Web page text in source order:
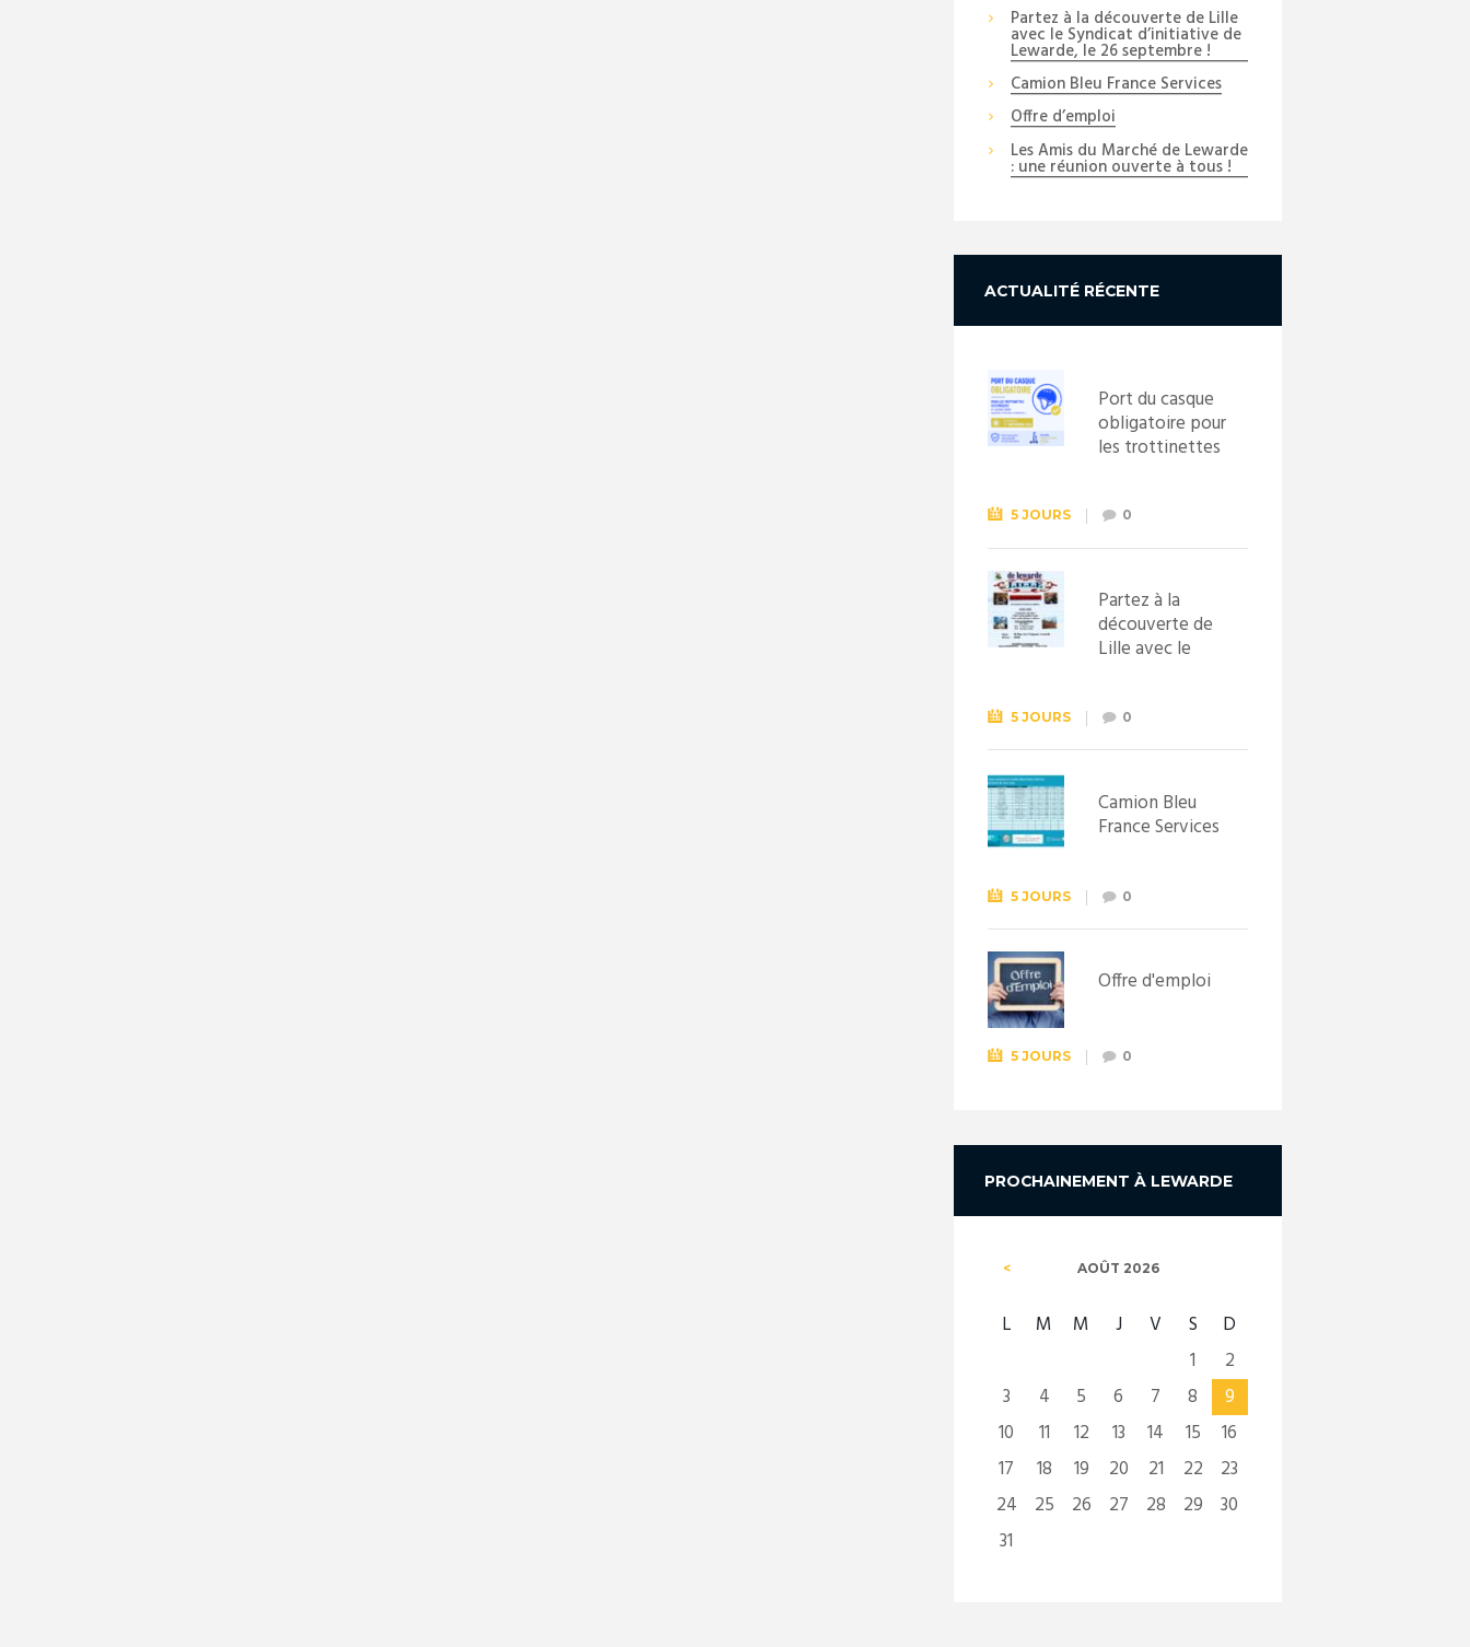
Partez à la découverte de Lille
avec le Syndicat d’initiative de
Lewarde, le 26 septembre !
Camion Bleu France Services
Offre d’emploi
Les Amis du Marché de Lewarde
: une réunion ouverte à tous !
ACTUALITÉ RÉCENTE
Port du casque
obligatoire pour
les trottinettes
septembre
2026
5 JOURS 0
Partez à la
découverte de
Lille avec le
Lewarde, le 26
septembre !
5 JOURS 0
Camion Bleu
France Services
5 JOURS 0
Offre d'emploi
5 JOURS 0
PROCHAINEMENT À LEWARDE
AOÛT 2026
L M M J V S
D
1
2
3
4 5 6 7 8
9
10
11 12 13 14 15
16
17
18 19 20 21 22
23
24
25 26 27 28 29
30
31